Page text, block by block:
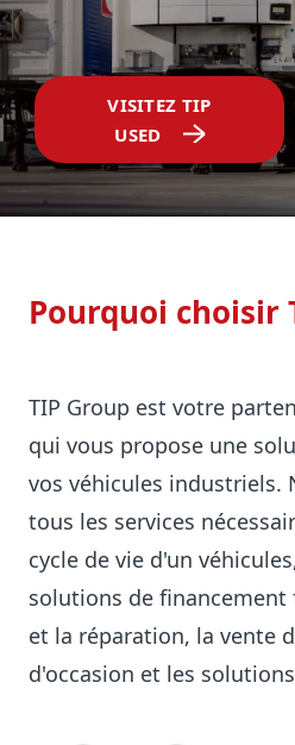
VISITEZ TIP
USED
Pourquoi choisir
TIP Group est votre
qui vous propose une
vos véhicules industriels.
tous les services
cycle de vie d'un
solutions de
et la réparation, la vente
d'occasion et les